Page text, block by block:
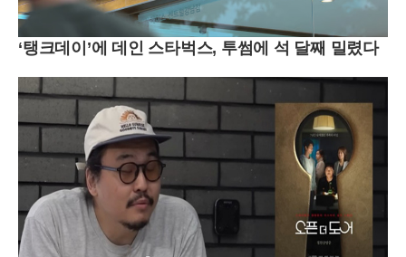
‘탱크데이’에 데인 스타벅스, 투썸에 석 달째 밀렸다